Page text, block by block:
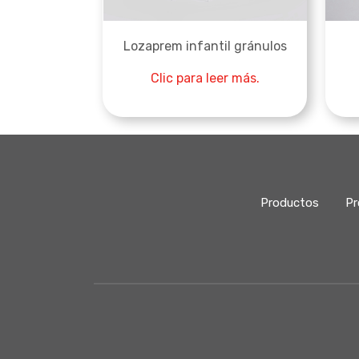
Lozaprem infantil gránulos
Clic para leer más.
Productos